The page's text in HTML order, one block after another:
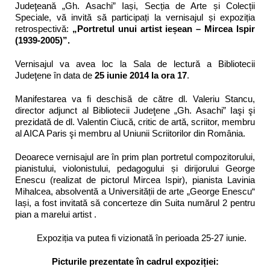
Judeţeană „Gh. Asachi” Iași, Secția de Arte și Colecții
Speciale, vă invită să participați la vernisajul și expoziția
retrospectivă: „Portretul unui artist ieșean – Mircea Ispir
(1939-2005)”.
Vernisajul va avea loc la Sala de lectură a Bibliotecii
Judeţene în data de 25 iunie 2014 la ora 17.
Manifestarea va fi deschisă de către dl. Valeriu Stancu,
director adjunct al Bibliotecii Judeţene „Gh. Asachi” Iaşi şi
prezidată de dl. Valentin Ciucă, critic de artă, scriitor, membru
al AICA Paris şi membru al Uniunii Scriitorilor din România.
Deoarece vernisajul are în prim plan portretul compozitorului,
pianistului, violonistului, pedagogului și dirijorului George
Enescu (realizat de pictorul Mircea Ispir), pianista Lavinia
Mihalcea, absolventă a Universității de arte „George Enescu“
Iași, a fost invitată să concerteze din Suita numărul 2 pentru
pian a marelui artist .
Expoziția va putea fi vizionată în perioada 25-27 iunie.
Picturile prezentate în cadrul expoziției: